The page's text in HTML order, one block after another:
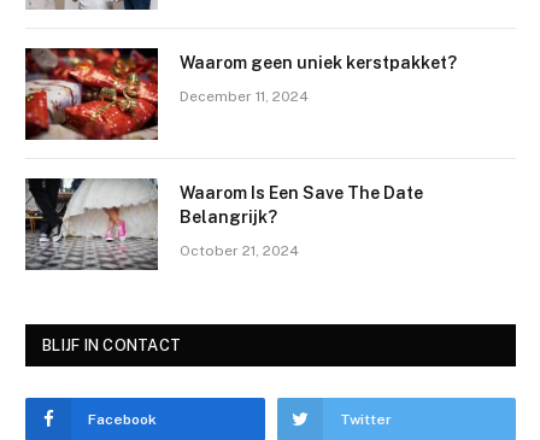
Waarom geen uniek kerstpakket?
December 11, 2024
Waarom Is Een Save The Date
Belangrijk?
October 21, 2024
BLIJF IN CONTACT
Facebook Twitter